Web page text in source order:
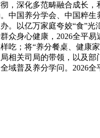
深化多范畴融合成长
中国养分学会、中国粹
以亿万家庭夸姣“食”
身心健康，2026全平
；将“养分餐桌、健
相关司局的带领，以及
普及养分学问。2026